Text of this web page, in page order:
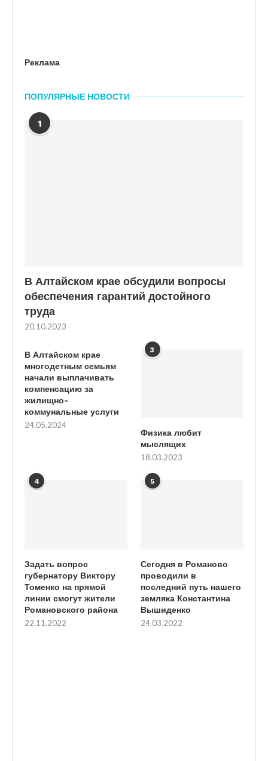
Реклама
ПОПУЛЯРНЫЕ НОВОСТИ
1
В Алтайском крае обсудили вопросы
обеспечения гарантий достойного
труда
20.10.2023
В Алтайском крае
многодетным семьям
начали выплачивать
компенсацию за
жилищно-
коммунальные услуги
24.05.2024
3
Физика любит
мыслящих
18.03.2023
4
Задать вопрос
губернатору Виктору
Томенко на прямой
линии смогут жители
Романовского района
22.11.2022
5
Сегодня в Романово
проводили в
последний путь нашего
земляка Константина
Вышиденко
24.03.2022